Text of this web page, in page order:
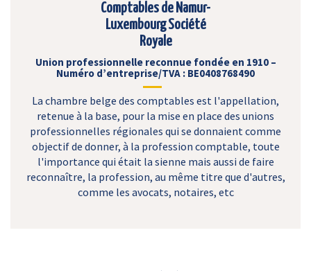
Comptables de Namur-
Luxembourg Société
Royale
Union professionnelle reconnue fondée en 1910 –
Numéro d’entreprise/TVA : BE0408768490
La chambre belge des comptables est l'appellation,
retenue à la base, pour la mise en place des unions
professionnelles régionales qui se donnaient comme
objectif de donner, à la profession comptable, toute
l'importance qui était la sienne mais aussi de faire
reconnaître, la profession, au même titre que d'autres,
comme les avocats, notaires, etc